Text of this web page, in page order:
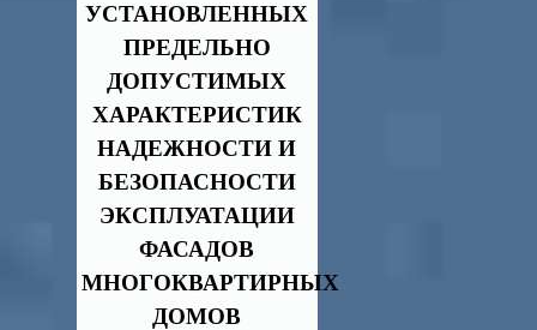
УСТАНОВЛЕННЫХ
ПРЕДЕЛЬНО
ДОПУСТИМЫХ
ХАРАКТЕРИСТИК
НАДЕЖНОСТИ И
БЕЗОПАСНОСТИ
ЭКСПЛУАТАЦИИ
ФАСАДОВ
МНОГОКВАРТИРНЫХ
ДОМОВ